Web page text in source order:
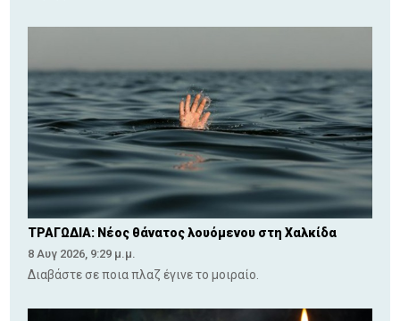
ΤΡΑΓΩΔΙΑ: Νέος θάνατος λουόμενου στη Χαλκίδα
8 Αυγ 2026, 9:29 μ.μ.
Διαβάστε σε ποια πλαζ έγινε το μοιραίο.